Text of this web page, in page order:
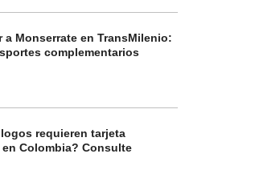
a Monserrate en TransMilenio:
complementarios
requieren tarjeta
Colombia? Consulte